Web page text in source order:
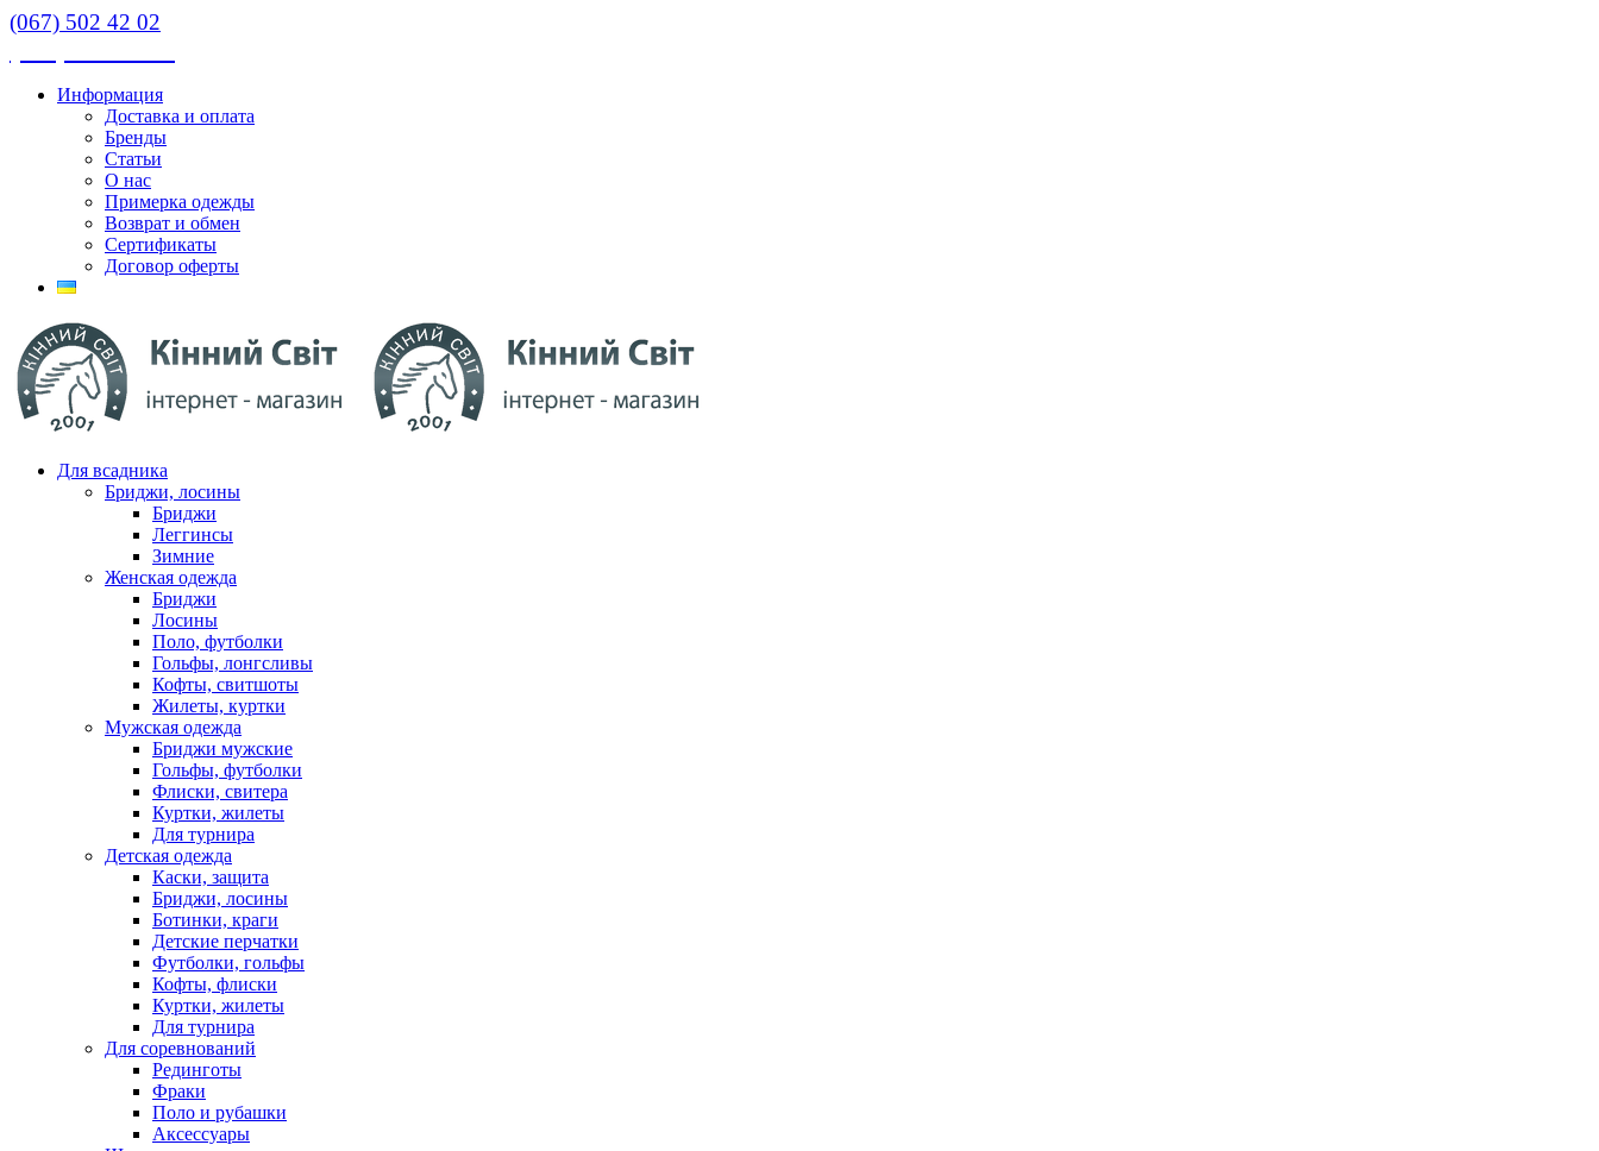
(067) 502 42 02
Информация
Доставка и оплата
Бренды
Статьи
О нас
Примерка одежды
Возврат и обмен
Сертификаты
Договор оферты
Для всадника
Бриджи, лосины
Бриджи
Леггинсы
Зимние
Женская одежда
Бриджи
Лосины
Поло, футболки
Гольфы, лонгсливы
Кофты, свитшоты
Жилеты, куртки
Мужская одежда
Бриджи мужские
Гольфы, футболки
Флиски, свитера
Куртки, жилеты
Для турнира
Детская одежда
Каски, защита
Бриджи, лосины
Ботинки, краги
Детские перчатки
Футболки, гольфы
Кофты, флиски
Куртки, жилеты
Для турнира
Для соревнований
Рединготы
Фраки
Поло и рубашки
Аксессуары